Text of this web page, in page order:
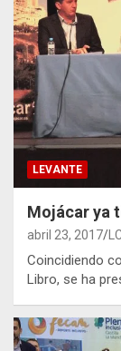
LEVANTE
Mojácar ya
abril 23, 2017
Coincidiendo
Libro, se ha